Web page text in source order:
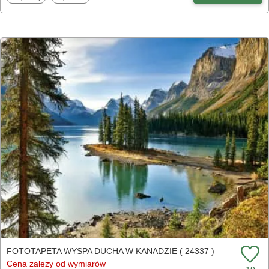
FOTOTAPETA WYSPA DUCHA W KANADZIE ( 24337 )
Cena zależy od wymiarów